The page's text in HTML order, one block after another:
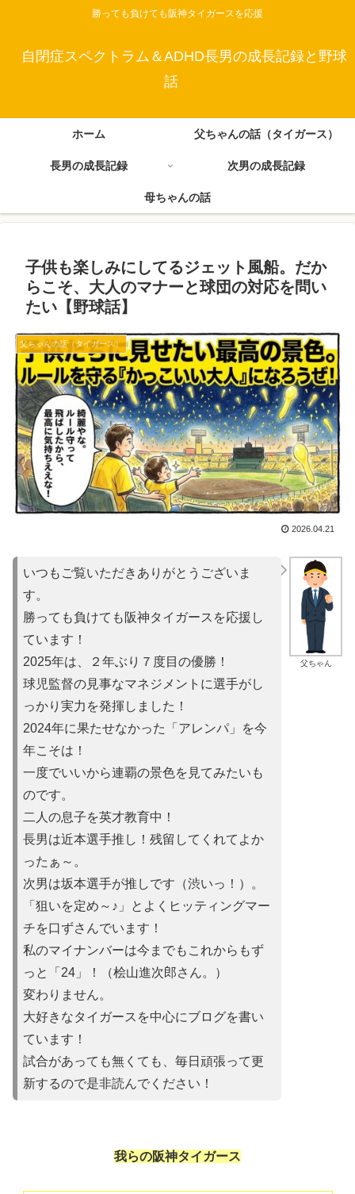
勝っても負けても阪神タイガースを応援
自閉症スペクトラム＆ADHD長男の成長記録と野球
話
ホーム 父ちゃんの話（タイガース）
長男の成長記録 次男の成長記録
母ちゃんの話
子供も楽しみにしてるジェット風船。だか
らこそ、大人のマナーと球団の対応を問い
たい【野球話】
父ちゃんの話（タイガース）
2026.04.21
父ちゃん
いつもご覧いただきありがとうございま
す。
勝っても負けても阪神タイガースを応援し
ています！
2025年は、２年ぶり７度目の優勝！
球児監督の見事なマネジメントに選手がし
っかり実力を発揮しました！
2024年に果たせなかった「アレンパ」を今
年こそは！
一度でいいから連覇の景色を見てみたいも
のです。
二人の息子を英才教育中！
長男は近本選手推し！残留してくれてよか
ったぁ～。
次男は坂本選手が推しです（渋いっ！）。
「狙いを定め～♪」とよくヒッティングマー
チを口ずさんでいます！
私のマイナンバーは今までもこれからもず
っと「24」！（桧山進次郎さん。）
変わりません。
大好きなタイガースを中心にブログを書い
ています！
試合があっても無くても、毎日頑張って更
新するので是非読んでください！
我らの阪神タイガース